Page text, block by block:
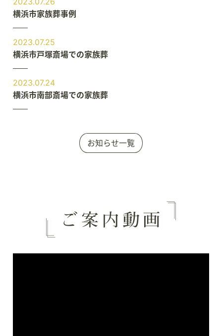
横浜市家族葬事例
2023.07.25
横浜市戸塚斎場での家族葬
2023.07.24
横浜市南部斎場での家族葬
お知らせ一覧